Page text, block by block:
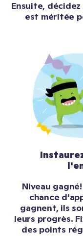
Ensuite,
est méritée
Niveau
chance
gagnent, ils
leurs progrès.
des points